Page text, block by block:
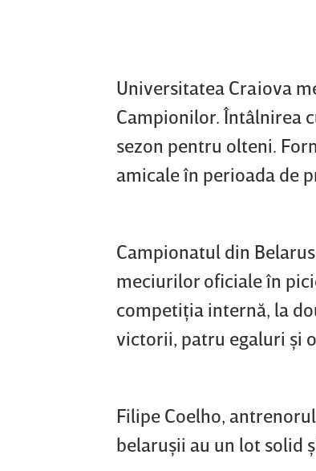
Universitatea Craiova
Campionilor. Întâlnirea
sezon pentru olteni.
amicale în perioada de
Campionatul din
meciurilor oficiale în
competiţia internă, la
victorii, patru egaluri şi
Filipe Coelho,
belaruşii au un lot solid